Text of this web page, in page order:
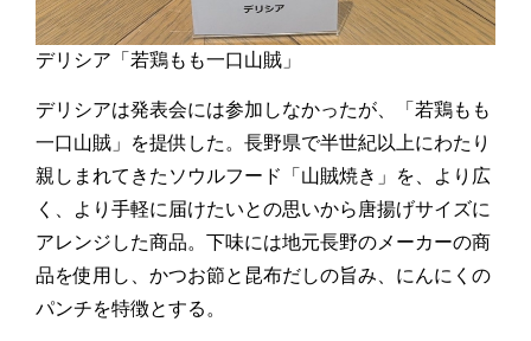
デリシア「若鶏もも一口山賊」
デリシアは発表会には参加しなかったが、「若鶏もも
一口山賊」を提供した。長野県で半世紀以上にわたり
親しまれてきたソウルフード「山賊焼き」を、より広
く、より手軽に届けたいとの思いから唐揚げサイズに
アレンジした商品。下味には地元長野のメーカーの商
品を使用し、かつお節と昆布だしの旨み、にんにくの
パンチを特徴とする。